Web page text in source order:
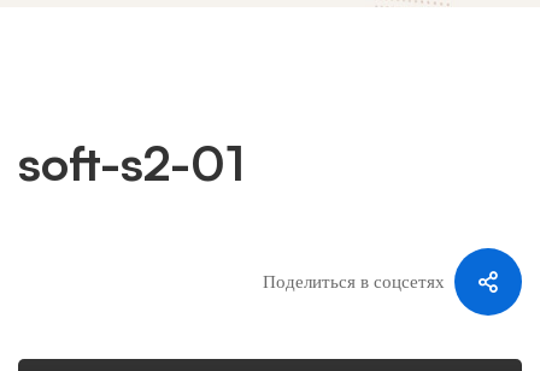
soft-
soft-s2-01
Поделиться в соцсетях